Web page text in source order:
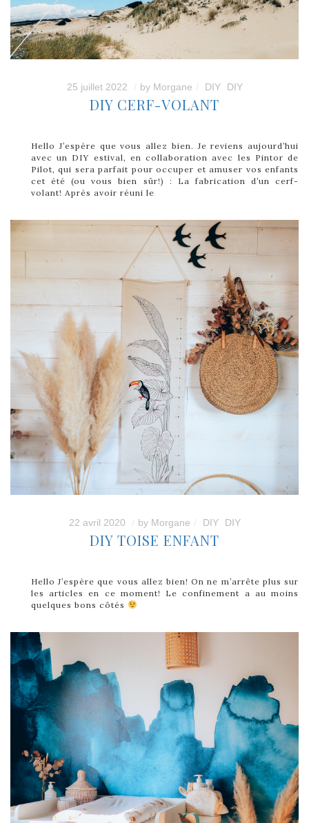
25 juillet 2022 by Morgane DIY DIY
DIY CERF-VOLANT
Hello J’espère que vous allez bien. Je reviens aujourd’hui
avec un DIY estival, en collaboration avec les Pintor de
Pilot, qui sera parfait pour occuper et amuser vos enfants
cet été (ou vous bien sûr!) : La fabrication d’un cerf-
volant! Après avoir réuni le
22 avril 2020 by Morgane DIY DIY
DIY TOISE ENFANT
Hello J’espère que vous allez bien! On ne m’arrête plus sur
les articles en ce moment! Le confinement a au moins
quelques bons côtés